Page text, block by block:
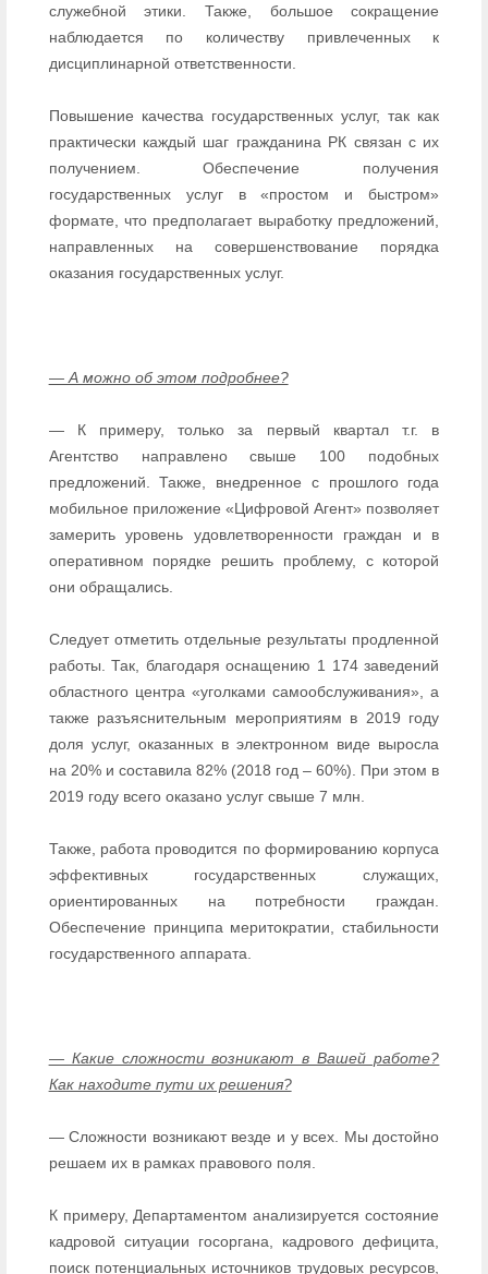
служебной этики. Также, большое сокращение
наблюдается по количеству привлеченных к
дисциплинарной ответственности.
Повышение качества государственных услуг, так как
практически каждый шаг гражданина РК связан с их
получением. Обеспечение получения
государственных услуг в «простом и быстром»
формате, что предполагает выработку предложений,
направленных на совершенствование порядка
оказания государственных услуг.
— А можно об этом подробнее?
— К примеру, только за первый квартал т.г. в
Агентство направлено свыше 100 подобных
предложений. Также, внедренное с прошлого года
мобильное приложение «Цифровой Агент» позволяет
замерить уровень удовлетворенности граждан и в
оперативном порядке решить проблему, с которой
они обращались.
Следует отметить отдельные результаты продленной
работы. Так, благодаря оснащению 1 174 заведений
областного центра «уголками самообслуживания», а
также разъяснительным мероприятиям в 2019 году
доля услуг, оказанных в электронном виде выросла
на 20% и составила 82% (2018 год – 60%). При этом в
2019 году всего оказано услуг свыше 7 млн.
Также, работа проводится по формированию корпуса
эффективных государственных служащих,
ориентированных на потребности граждан.
Обеспечение принципа меритократии, стабильности
государственного аппарата.
— Какие сложности возникают в Вашей работе?
Как находите пути их решения?
— Сложности возникают везде и у всех. Мы достойно
решаем их в рамках правового поля.
К примеру, Департаментом анализируется состояние
кадровой ситуации госоргана, кадрового дефицита,
поиск потенциальных источников трудовых ресурсов,